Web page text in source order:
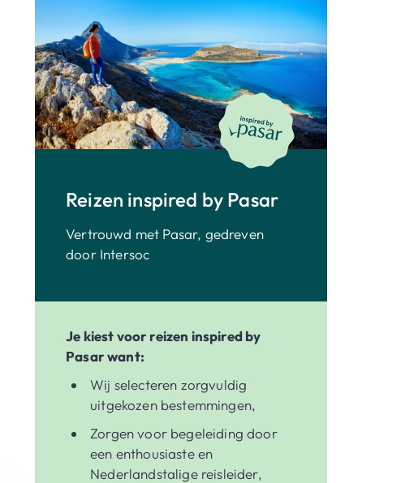
Reizen inspired by Pasar
Vertrouwd met Pasar, gedreven
door Intersoc
Je kiest voor reizen inspired by
Pasar want:
Wij selecteren zorgvuldig
uitgekozen bestemmingen,
Zorgen voor begeleiding door
een enthousiaste en
Nederlandstalige reisleider,